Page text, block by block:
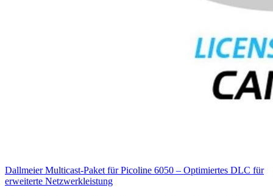
Dallmeier Multicast-Paket für Picoline 6050 – Optimiertes DLC für
erweiterte Netzwerkleistung